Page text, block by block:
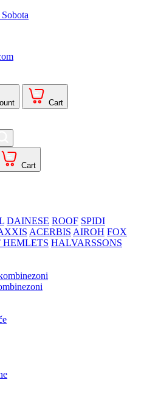
Cart
Cart
DAINESE ROOF SPIDI
ACERBIS AIROH FOX
HEMLETS HALVARSSONS